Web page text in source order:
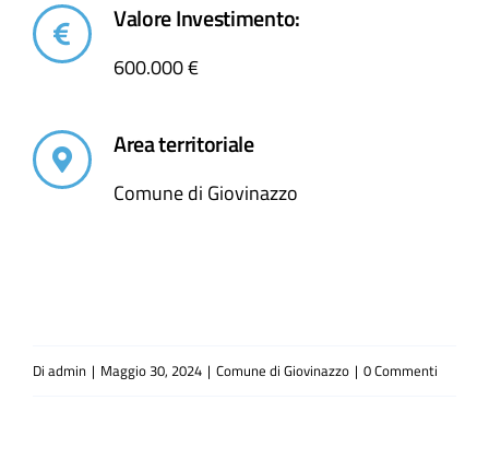
Valore Investimento:
600.000 €
Area territoriale
Comune di Giovinazzo
Di admin | Maggio 30, 2024 | Comune di Giovinazzo | 0 Commenti